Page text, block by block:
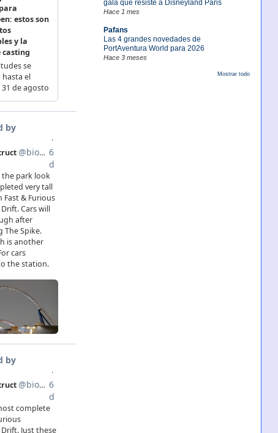
gala que resiste a Disneyland Paris
Hace 1 mes
Pafans
Las 4 grandes novedades de
PortAventura World para 2026
Hace 3 meses
Mostrar todo